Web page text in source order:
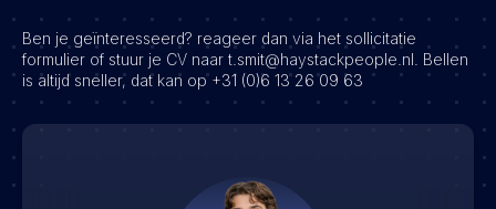
Ben je geïnteresseerd? reageer dan via het sollicitatie
formulier of stuur je CV naar t.smit@haystackpeople.nl. Bellen
is altijd sneller, dat kan op +31 (0)6 13 26 09 63